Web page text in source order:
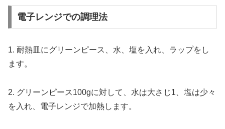
電子レンジでの調理法
1. 耐熱皿にグリーンピース、水、塩を入れ、ラップをし
ます。
2. グリーンピース100gに対して、水は大さじ1、塩は少々
を入れ、電子レンジで加熱します。